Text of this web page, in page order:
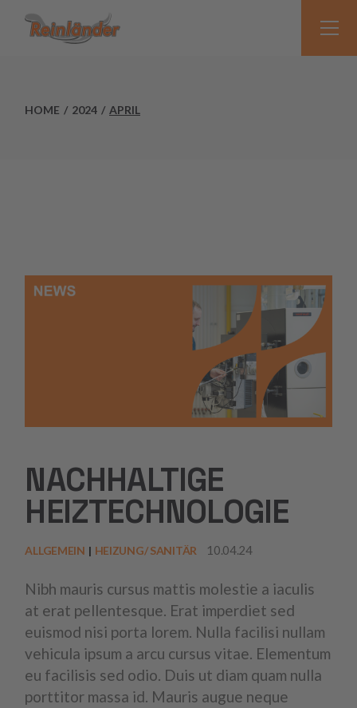
HOME 2024 APRIL
NACHHALTIGE
HEIZTECHNOLOGIE
ALLGEMEIN HEIZUNG/ SANITÄR 10.04.24
Nibh mauris cursus mattis molestie a iaculis
at erat pellentesque. Erat imperdiet sed
euismod nisi porta lorem. Nulla facilisi nullam
vehicula ipsum a arcu cursus vitae. Elementum
eu facilisis sed odio. Duis ut diam quam nulla
porttitor massa id. Mauris augue neque